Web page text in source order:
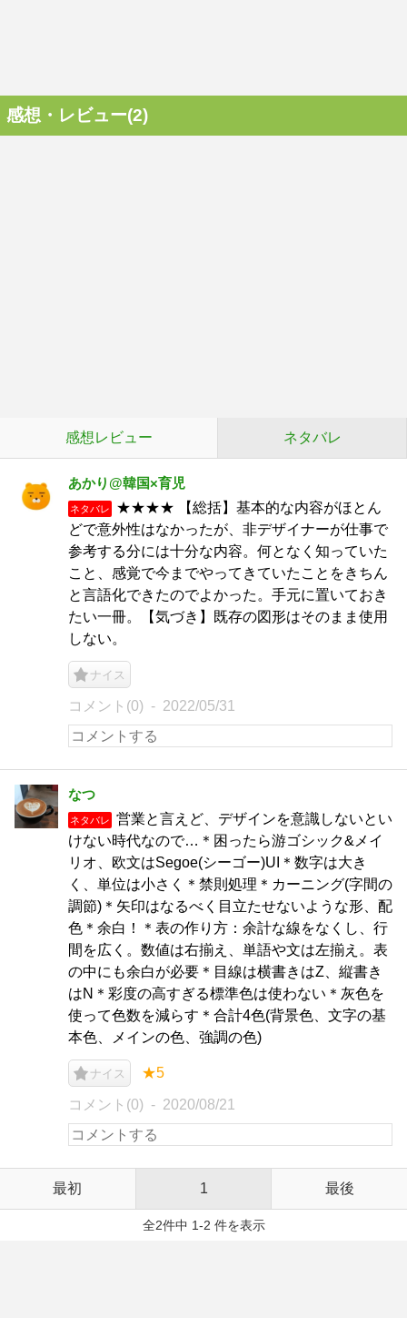
感想・レビュー(2)
感想レビュー ネタバレ
あかり@韓国×育児
ネタバレ
★★★★ 【総括】基本的な内容がほとん
どで意外性はなかったが、非デザイナーが仕事で
参考する分には十分な内容。何となく知っていた
こと、感覚で今までやってきていたことをきちん
と言語化できたのでよかった。手元に置いておき
たい一冊。【気づき】既存の図形はそのまま使用
しない。
ナイス
コメント(0) 2022/05/31
なつ
ネタバレ
営業と言えど、デザインを意識しないとい
けない時代なので…＊困ったら游ゴシック&メイ
リオ、欧文はSegoe(シーゴー)UI＊数字は大き
く、単位は小さく＊禁則処理＊カーニング(字間の
調節)＊矢印はなるべく目立たせないような形、配
色＊余白！＊表の作り方：余計な線をなくし、行
間を広く。数値は右揃え、単語や文は左揃え。表
の中にも余白が必要＊目線は横書きはZ、縦書き
はN＊彩度の高すぎる標準色は使わない＊灰色を
使って色数を減らす＊合計4色(背景色、文字の基
本色、メインの色、強調の色)
ナイス ★5
コメント(0) 2020/08/21
最初 1 最後
全2件中 1-2 件を表示